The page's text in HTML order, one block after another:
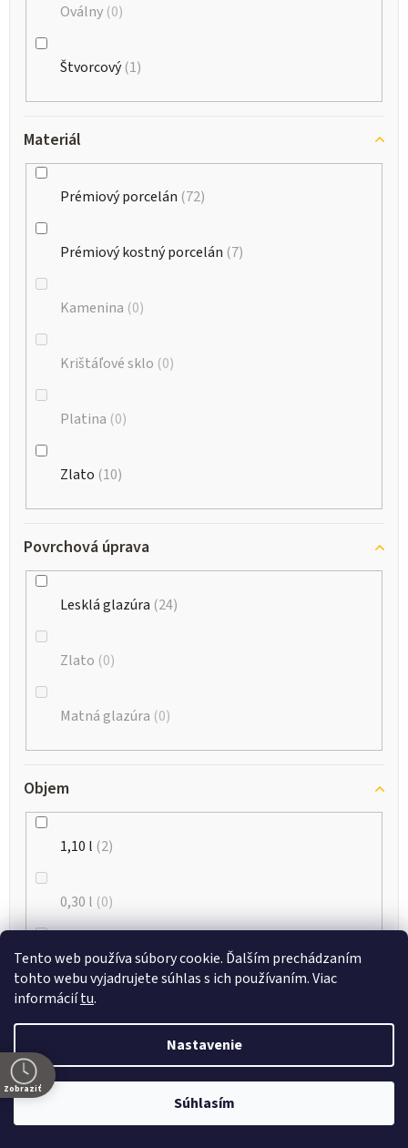
Tento web používa súbory cookie. Ďalším prechádzaním
tohto webu vyjadrujete súhlas s ich používaním. Viac
informáciítu.
Nastavenie
Súhlasím
Oválny 0
Štvorcový 1
Materiál
Prémiový porcelán 72
Prémiový kostný porcelán 7
Kamenina 0
Krištáľové sklo 0
Platina 0
Zlato 10
Povrchová úprava
Lesklá glazúra 24
Zlato 0
Matná glazúra 0
Objem
1,10 l 2
0,30 l 0
0,35 l 0
0,75 l 0
0,60 l 1
Zobraziť